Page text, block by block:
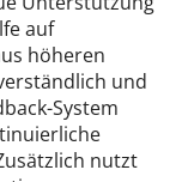
auf
höheren
und
System
nutzt